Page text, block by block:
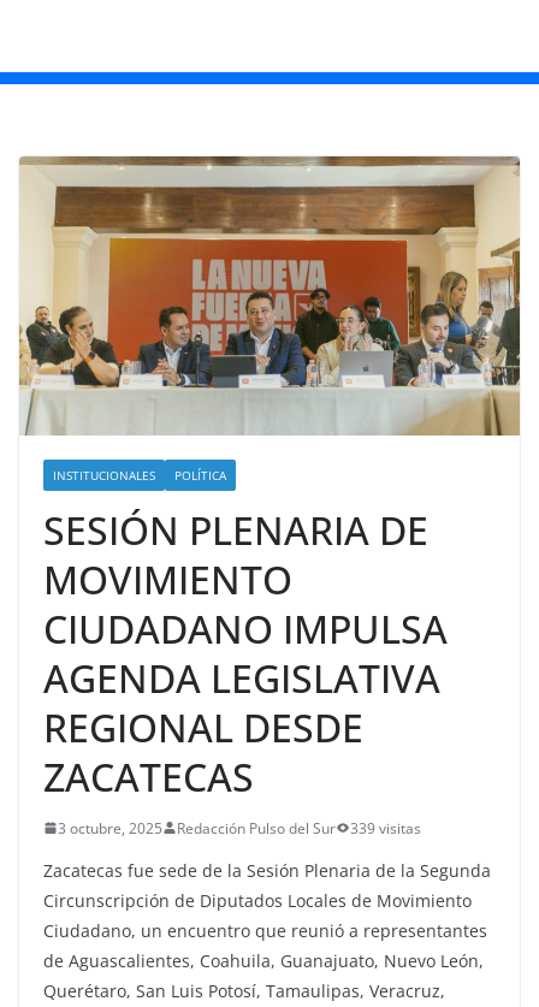
INSTITUCIONALES POLÍTICA
SESIÓN PLENARIA DE
MOVIMIENTO
CIUDADANO IMPULSA
AGENDA LEGISLATIVA
REGIONAL DESDE
ZACATECAS
3 octubre, 2025 Redacción Pulso del Sur 339 visitas
Zacatecas fue sede de la Sesión Plenaria de la Segunda
Circunscripción de Diputados Locales de Movimiento
Ciudadano, un encuentro que reunió a representantes
de Aguascalientes, Coahuila, Guanajuato, Nuevo León,
Querétaro, San Luis Potosí, Tamaulipas, Veracruz,